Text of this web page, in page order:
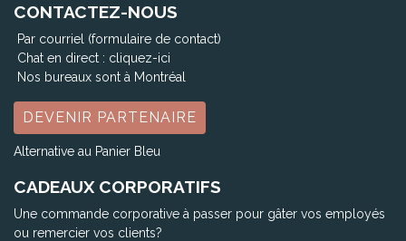
CONTACTEZ-NOUS
Par courriel (formulaire de contact)
Chat en direct : cliquez-ici
Nos bureaux sont à Montréal
DEVENIR PARTENAIRE
Alternative au Panier Bleu
CADEAUX CORPORATIFS
Une commande corporative à passer pour gâter vos employés
ou remercier vos clients?